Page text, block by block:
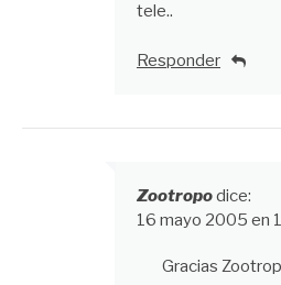
tele..
Responder
Zootropodice:
16 mayo 2005 en
Gracias